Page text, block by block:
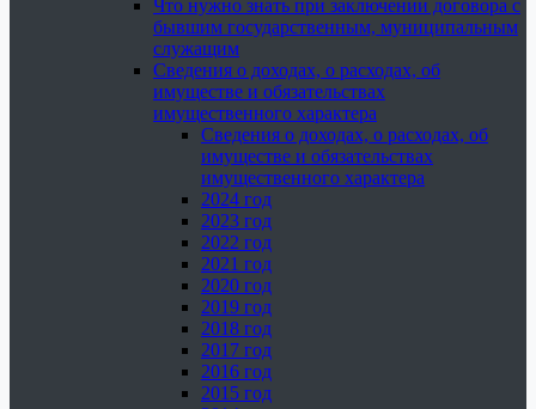
Что нужно знать при заключении договора с
бывшим государственным, муниципальным
служащим
Сведения о доходах, о расходах, об
имуществе и обязательствах
имущественного характера
Сведения о доходах, о расходах, об
имуществе и обязательствах
имущественного характера
2024 год
2023 год
2022 год
2021 год
2020 год
2019 год
2018 год
2017 год
2016 год
2015 год